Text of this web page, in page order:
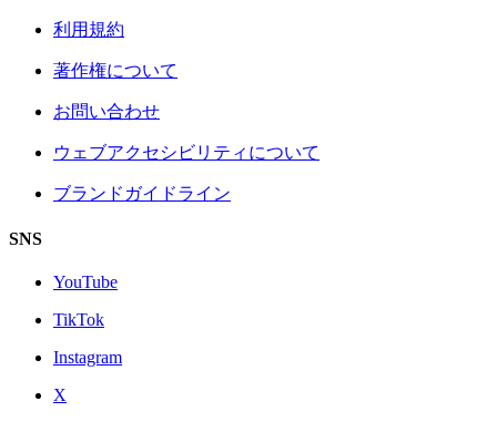
利用規約
著作権について
お問い合わせ
ウェブアクセシビリティについて
ブランドガイドライン
SNS
YouTube
TikTok
Instagram
X